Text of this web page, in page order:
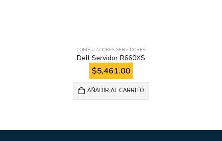
COMPUTADORES,SERVIDORES
Dell Servidor R660XS
$5,461.00
AÑADIR AL CARRITO